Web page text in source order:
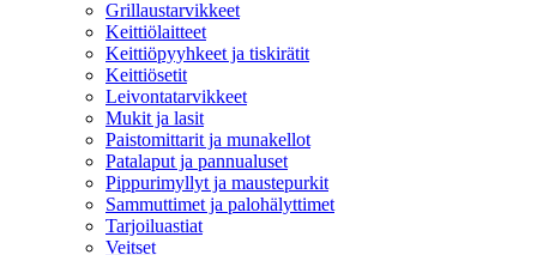
Grillaustarvikkeet
Keittiölaitteet
Keittiöpyyhkeet ja tiskirätit
Keittiösetit
Leivontatarvikkeet
Mukit ja lasit
Paistomittarit ja munakellot
Patalaput ja pannualuset
Pippurimyllyt ja maustepurkit
Sammuttimet ja palohälyttimet
Tarjoiluastiat
Veitset